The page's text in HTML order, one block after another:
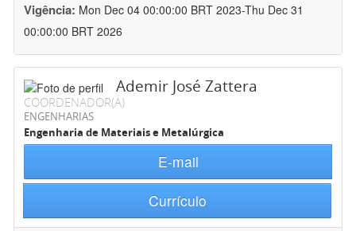
Vigência: Mon Dec 04 00:00:00 BRT 2023-Thu Dec 31
00:00:00 BRT 2026
Ademir José Zattera
COORDENADOR(A)
ENGENHARIAS
Engenharia de Materiais e Metalúrgica
E-mail
Currículo